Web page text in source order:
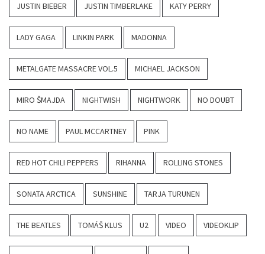
JUSTIN BIEBER JUSTIN TIMBERLAKE KATY PERRY
LADY GAGA LINKIN PARK MADONNA
METALGATE MASSACRE VOL.5 MICHAEL JACKSON
MIRO ŠMAJDA NIGHTWISH NIGHTWORK NO DOUBT
NO NAME PAUL MCCARTNEY PINK
RED HOT CHILI PEPPERS RIHANNA ROLLING STONES
SONATA ARCTICA SUNSHINE TARJA TURUNEN
THE BEATLES TOMÁŠ KLUS U2 VIDEO VIDEOKLIP